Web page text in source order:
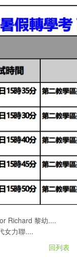
Richard 黎幼....
女力聯....
回列表